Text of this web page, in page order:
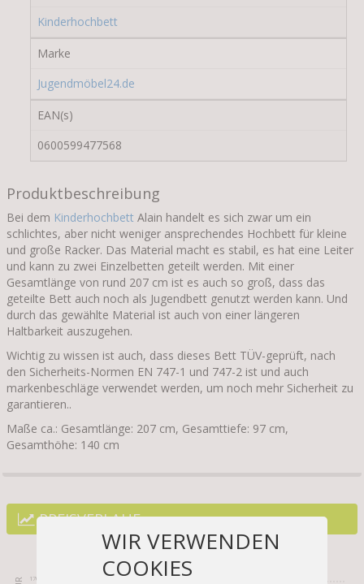
Kinderhochbett
Marke
Jugendmöbel24.de
EAN(s)
0600599477568
Produktbeschreibung
Bei dem Kinderhochbett Alain handelt es sich zwar um ein
schlichtes, aber nicht weniger ansprechendes Hochbett für kleine
und große Racker. Das Material macht es stabil, es hat eine Leiter
und kann zu zwei Einzelbetten geteilt werden. Mit einer
Gesamtlänge von rund 207 cm ist es auch so groß, dass das
geteilte Bett auch noch als Jugendbett genutzt werden kann. Und
durch das gewählte Material ist auch von einer längeren
Haltbarkeit auszugehen.
Wichtig zu wissen ist auch, dass dieses Bett TÜV-geprüft, nach
den Sicherheits-Normen EN 747-1 und 747-2 ist und auch
markenbeschläge verwendet werden, um noch mehr Sicherheit zu
garantieren..
Maße ca.: Gesamtlänge: 207 cm, Gesamttiefe: 97 cm,
Gesamthöhe: 140 cm
PREISVERLAUF
Amazon
170
WIR VERWENDEN
COOKIES